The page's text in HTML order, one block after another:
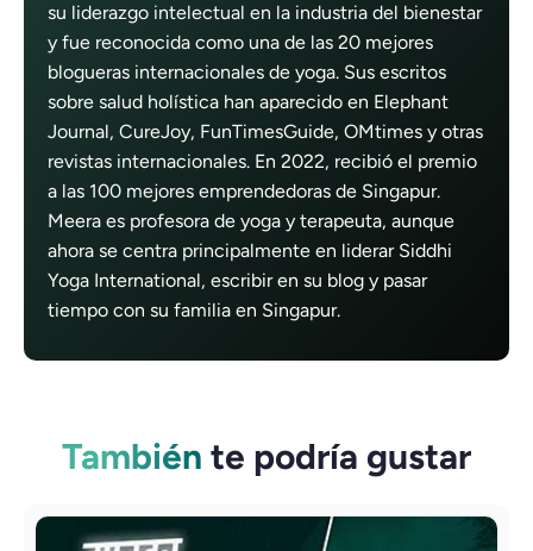
su liderazgo intelectual en la industria del bienestar
y fue reconocida como una de las 20 mejores
blogueras internacionales de yoga. Sus escritos
sobre salud holística han aparecido en Elephant
Journal, CureJoy, FunTimesGuide, OMtimes y otras
revistas internacionales. En 2022, recibió el premio
a las 100 mejores emprendedoras de Singapur.
Meera es profesora de yoga y terapeuta, aunque
ahora se centra principalmente en liderar Siddhi
Yoga International, escribir en su blog y pasar
tiempo con su familia en Singapur.
También te podría gustar